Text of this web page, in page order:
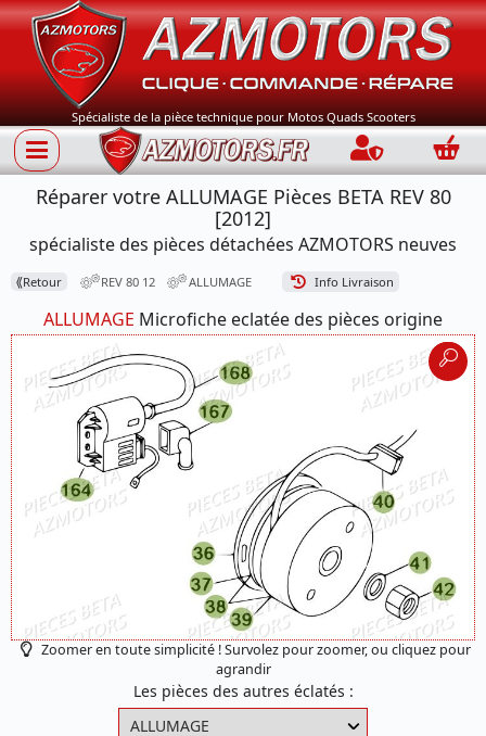
Spécialiste de la pièce technique pour Motos Quads Scooters
Connection
Réparer votre ALLUMAGE Pièces BETA REV 80
[2012]
spécialiste des pièces détachées AZMOTORS neuves
⟪Retour REV 80 12 ALLUMAGE Info Livraison
ALLUMAGE Microfiche eclatée des pièces origine
Zoomer en toute simplicité ! Survolez pour zoomer, ou cliquez pour
agrandir
Les pièces des autres éclatés :